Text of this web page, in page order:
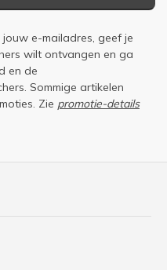
e-mailadres, geef je
wilt ontvangen en ga
en de
Sommige artikelen
Zie promotie-details